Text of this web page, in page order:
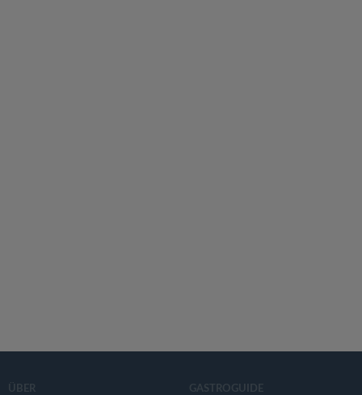
ÜBER GASTROGUIDE